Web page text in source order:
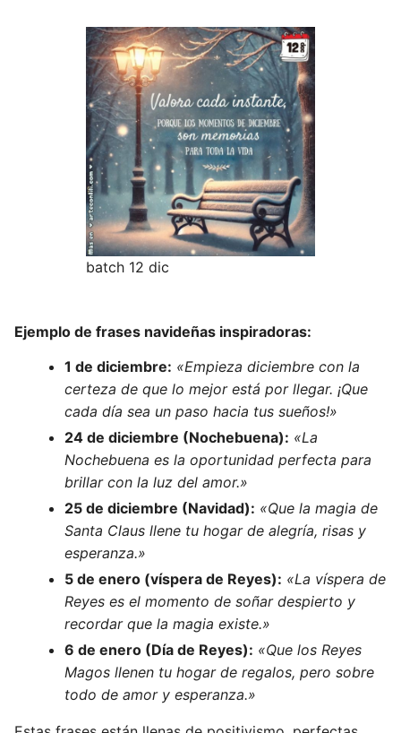
batch 12 dic
Ejemplo de frases navideñas inspiradoras:
1 de diciembre: «Empieza diciembre con la
certeza de que lo mejor está por llegar. ¡Que
cada día sea un paso hacia tus sueños!»
24 de diciembre (Nochebuena): «La
Nochebuena es la oportunidad perfecta para
brillar con la luz del amor.»
25 de diciembre (Navidad): «Que la magia de
Santa Claus llene tu hogar de alegría, risas y
esperanza.»
5 de enero (víspera de Reyes): «La víspera de
Reyes es el momento de soñar despierto y
recordar que la magia existe.»
6 de enero (Día de Reyes): «Que los Reyes
Magos llenen tu hogar de regalos, pero sobre
todo de amor y esperanza.»